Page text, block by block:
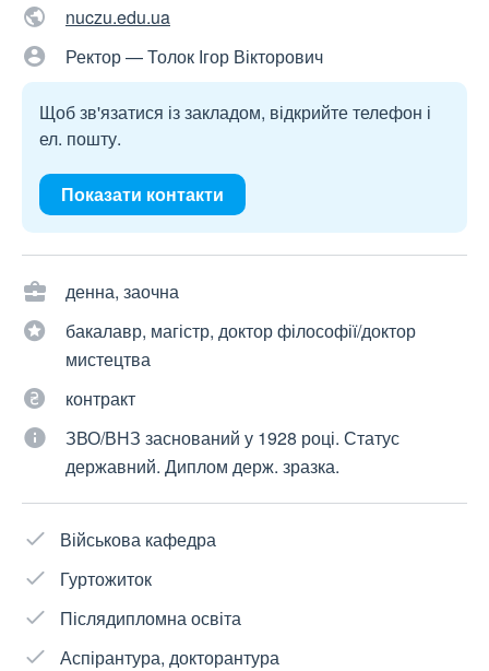
nuczu.edu.ua
Ректор — Толок Ігор Вікторович
Щоб зв'язатися із закладом, відкрийте телефон і
ел. пошту.
Показати контакти
денна, заочна
бакалавр, магістр, доктор філософії/доктор
мистецтва
контракт
ЗВО/ВНЗ заснований у 1928 році. Статус
державний. Диплом держ. зразка.
Військова кафедра
Гуртожиток
Післядипломна освіта
Аспірантура, докторантура